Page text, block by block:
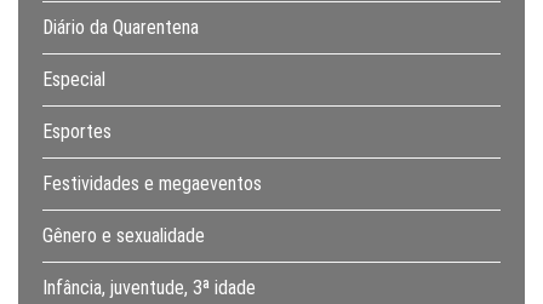
Diário da Quarentena
Especial
Esportes
Festividades e megaeventos
Gênero e sexualidade
Infância, juventude, 3ª idade